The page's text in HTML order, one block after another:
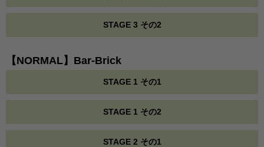
STAGE 3 その2
【NORMAL】Bar-Brick
STAGE 1 その1
STAGE 1 その2
STAGE 2 その1